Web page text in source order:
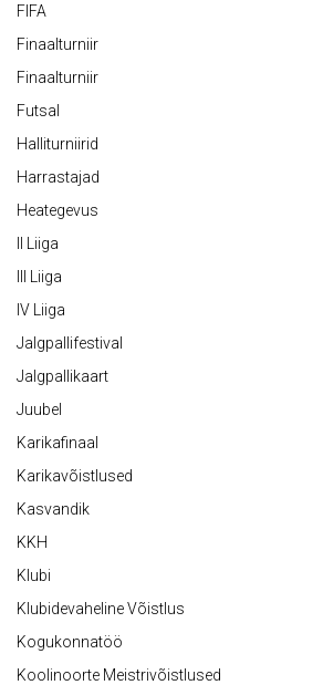
FIFA
Finaalturniir
Finaalturniir
Futsal
Halliturniirid
Harrastajad
Heategevus
II Liiga
III Liiga
IV Liiga
Jalgpallifestival
Jalgpallikaart
Juubel
Karikafinaal
Karikavõistlused
Kasvandik
KKH
Klubi
Klubidevaheline Võistlus
Kogukonnatöö
Koolinoorte Meistrivõistlused